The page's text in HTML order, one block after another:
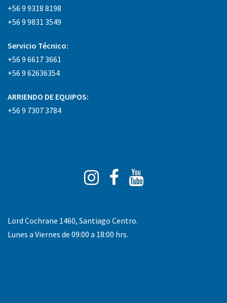
+56 9 9318 8198
+56 9 9831 3549
Servicio Técnico:
+56 9 6617 3661
+56 9 62636354
ARRIENDO DE EQUIPOS:
+56 9 7307 3784
Instagram
Facebook
Tube
Lord Cochrane 1460, Santiago Centro.
Lunes a Viernes de 09:00 a 18:00 hrs.